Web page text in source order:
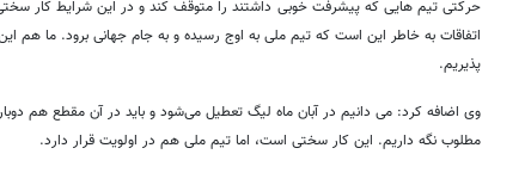
حرکتی تیم هایی که پیشرفت خوبی داشتند را متوقف کند و در این شرایط کار
اتفاقات به خاطر این است که تیم ملی به اوج رسیده و به جام جهانی برود. ما هم
پذیریم.
وی اضافه کرد: می دانیم در آبان ماه لیگ تعطیل می‌شود و باید در آن مقطع هم
مطلوب نگه داریم. این کار سختی است، اما تیم ملی هم در اولویت قرار دارد.